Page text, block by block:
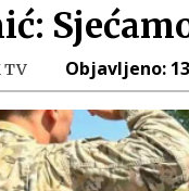
TV Objavljeno: